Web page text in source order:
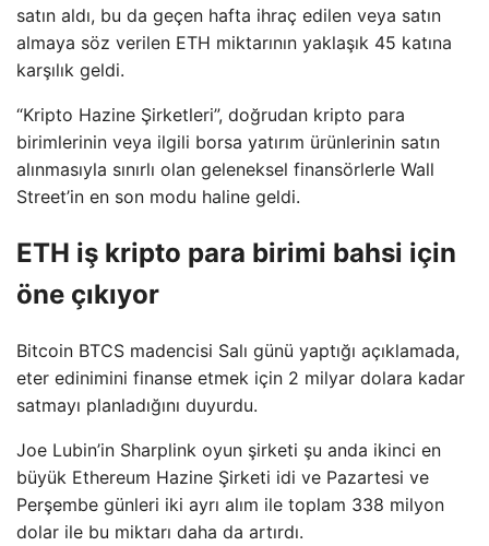
satın aldı, bu da geçen hafta ihraç edilen veya satın
almaya söz verilen ETH miktarının yaklaşık 45 katına
karşılık geldi.
“Kripto Hazine Şirketleri”, doğrudan kripto para
birimlerinin veya ilgili borsa yatırım ürünlerinin satın
alınmasıyla sınırlı olan geleneksel finansörlerle Wall
Street’in en son modu haline geldi.
ETH iş kripto para birimi bahsi için
öne çıkıyor
Bitcoin BTCS madencisi Salı günü yaptığı açıklamada,
eter edinimini finanse etmek için 2 milyar dolara kadar
satmayı planladığını duyurdu.
Joe Lubin’in Sharplink oyun şirketi şu anda ikinci en
büyük Ethereum Hazine Şirketi idi ve Pazartesi ve
Perşembe günleri iki ayrı alım ile toplam 338 milyon
dolar ile bu miktarı daha da artırdı.